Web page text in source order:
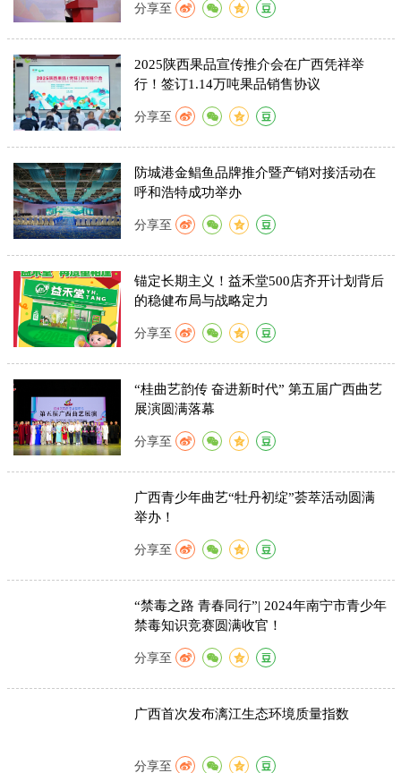
分享至
2025陕西果品宣传推介会在广西凭祥举
行！签订1.14万吨果品销售协议
分享至
防城港金鲳鱼品牌推介暨产销对接活动在
呼和浩特成功举办
分享至
锚定长期主义！益禾堂500店齐开计划背后
的稳健布局与战略定力
分享至
“桂曲艺韵传 奋进新时代” 第五届广西曲艺
展演圆满落幕
分享至
广西青少年曲艺“牡丹初绽”荟萃活动圆满
举办！
分享至
“禁毒之路 青春同行”| 2024年南宁市青少年
禁毒知识竞赛圆满收官！
分享至
广西首次发布漓江生态环境质量指数
分享至